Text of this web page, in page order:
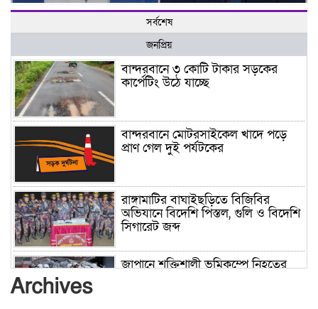
সর্বশেষ
জনপ্রিয়
বান্দরবানে ৩ কোটি টাকার সড়কের
কার্পেটিং উঠে যাচ্ছে
বান্দরবানে মোটরসাইকেল খাদে পড়ে
প্রাণ গেল দুই পর্যটকের
রাঙ্গামাটির বাঘাইছড়িতে বিজিবির
অভিযানে বিদেশি পিস্তল, গুলি ও বিদেশি
সিগারেট জব্দ
জাপানে শক্তিশালী ভূমিকম্পে নিহতের
Archives